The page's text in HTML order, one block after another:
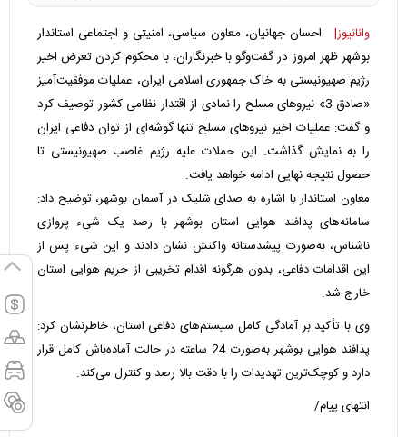
وانانیوز|
احسان جهانیان، معاون سیاسی، امنیتی و اجتماعی استاندار
بوشهر ظهر امروز در گفت‌وگو با خبرنگاران، با محکوم کردن تعرض اخیر
رژیم صهیونیستی به خاک جمهوری اسلامی ایران، عملیات موفقیت‌آمیز
«صادق 3» نیروهای مسلح را نمادی از اقتدار نظامی کشور توصیف کرد
و گفت: عملیات اخیر نیروهای مسلح تنها گوشه‌ای از توان دفاعی ایران
را به نمایش گذاشت. این حملات علیه رژیم غاصب صهیونیستی تا
حصول نتیجه نهایی ادامه خواهد یافت.
معاون استاندار با اشاره به صدای شلیک‌ در آسمان بوشهر، توضیح داد:
سامانه‌های پدافند هوایی استان بوشهر با رصد یک شیء پروازی
ناشناس، به‌صورت پیشدستانه واکنش نشان دادند و این شیء پس از
این اقدامات دفاعی، بدون هرگونه اقدام تخریبی از حریم هوایی استان
خارج شد.
وی با تأکید بر آمادگی کامل سیستم‌های دفاعی استان، خاطرنشان کرد:
پدافند هوایی بوشهر به‌صورت 24 ساعته در حالت آماده‌باش کامل قرار
دارد و کوچک‌ترین تهدیدات را با دقت بالا رصد و کنترل می‌کند.
انتهای پیام/